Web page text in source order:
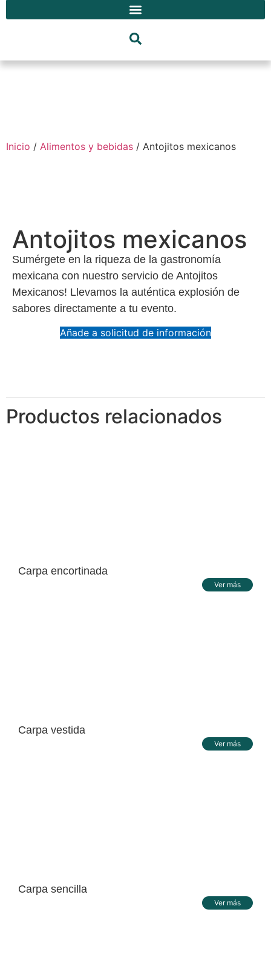
Inicio / Alimentos y bebidas / Antojitos mexicanos
Antojitos mexicanos
Sumérgete en la riqueza de la gastronomía
mexicana con nuestro servicio de Antojitos
Mexicanos! Llevamos la auténtica explosión de
sabores directamente a tu evento.
Añade a solicitud de información
Productos relacionados
Carpa encortinada
Ver más
Carpa vestida
Ver más
Carpa sencilla
Ver más